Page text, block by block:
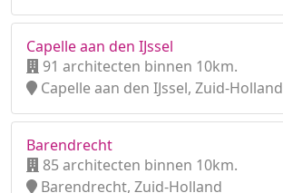
Capelle aan den IJssel
91 architecten binnen 10km.
Capelle aan den IJssel, Zuid-Holland
Barendrecht
85 architecten binnen 10km.
Barendrecht, Zuid-Holland